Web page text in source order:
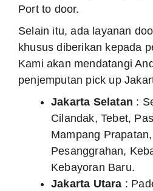
Port to door.
Selain itu, ada layanan
khusus diberikan kepada
Kami akan mendatangi
penjemputan pick up
Jakarta Selatan :
Cilandak, Tebet,
Mampang
Pesanggrahan,
Kebayoran Baru.
Jakarta Utara :